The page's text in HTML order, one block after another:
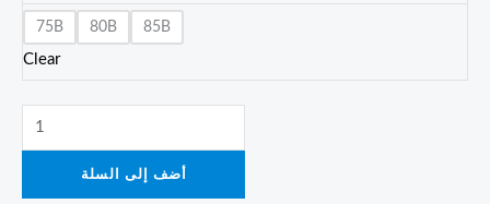
75B 80B 85B
Clear
أضف إلى السلة